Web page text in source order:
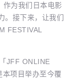
为我们日本电影
。接下来，让我们
FESTIVAL
JFF ONLINE
项目举办至今覆